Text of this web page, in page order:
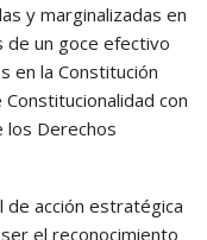
y marginalizadas en
de un goce efectivo
en la Constitución
con
los Derechos
acción estratégica
el reconocimiento